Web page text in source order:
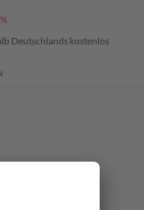
Deutschlands kostenlos